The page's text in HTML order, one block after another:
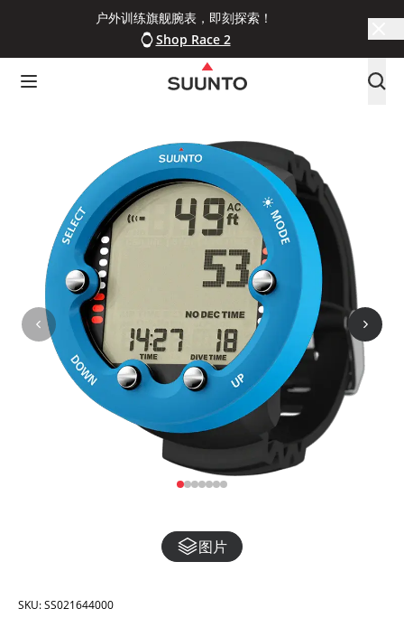
户外训练旗舰腕表，即刻探索！
Shop Race 2
图片
SKU:SS021644000